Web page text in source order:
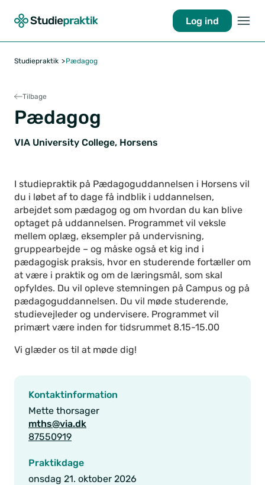
Log ind
Studiepraktik Pædagog
Tilbage
Pædagog
VIA University College, Horsens
I studiepraktik på Pædagoguddannelsen i Horsens vil
du i løbet af to dage få indblik i uddannelsen,
arbejdet som pædagog og om hvordan du kan blive
optaget på uddannelsen. Programmet vil veksle
mellem oplæg, eksempler på undervisning,
gruppearbejde – og måske også et kig ind i
pædagogisk praksis, hvor en studerende fortæller om
at være i praktik og om de læringsmål, som skal
opfyldes. Du vil opleve stemningen på Campus og på
pædagoguddannelsen. Du vil møde studerende,
studievejleder og undervisere. Programmet vil
primært være inden for tidsrummet 8.15-15.00
Vi glæder os til at møde dig!
Kontaktinformation
Mette thorsager
mths@via.dk
87550919
Praktikdage
onsdag 21. oktober 2026